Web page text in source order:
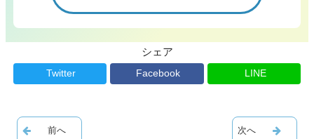
シェア
Twitter Facebook LINE